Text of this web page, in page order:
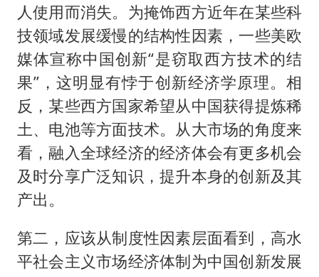
人使用而消失。为掩饰西方近年在某些科
技领域发展缓慢的结构性因素，一些美欧
媒体宣称中国创新“是窃取西方技术的结
果”，这明显有悖于创新经济学原理。相
反，某些西方国家希望从中国获得提炼稀
土、电池等方面技术。从大市场的角度来
看，融入全球经济的经济体会有更多机会
及时分享广泛知识，提升本身的创新及其
产出。
第二，应该从制度性因素层面看到，高水
平社会主义市场经济体制为中国创新发展